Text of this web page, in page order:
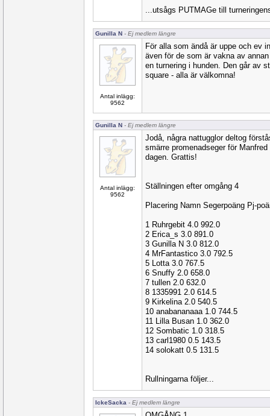
...utsågs PUTMAGe till
Gunilla N - Ej medlem längre
Antal inlägg:
9562
För alla som ändå är uppe och ev
även för de som är vakna av
en turnering i hunden. Den går av
square - alla är välkomna!
Gunilla N - Ej medlem längre
Antal inlägg:
9562
Jodå, några nattugglor deltog
smärre promenadseger för
dagen. Grattis!
Ställningen efter omgång 4
Placering Namn Segerpoäng Pj-
1 Ruhrgebit 4.0 992.0
2 Erica_s 3.0 891.0
3 Gunilla N 3.0 812.0
4 MrFantastico 3.0 792.5
5 Lotta 3.0 767.5
6 Snuffy 2.0 658.0
7 tullen 2.0 632.0
8 1335991 2.0 614.5
9 Kirkelina 2.0 540.5
10 anabananaaa 1.0 744.5
11 Lilla Busan 1.0 362.0
12 Sombatic 1.0 318.5
13 carl1980 0.5 143.5
14 solokatt 0.5 131.5
Rullningarna följer...
IckeSacka - Ej medlem längre